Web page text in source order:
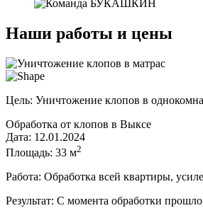
Наши работы и цены
Цель: Уничтожение клопов в
Обработка от клопов в Выксе
Дата: 12.01.2024
Площадь: 33 м2
Работа: Обработка всей квартиры,
Результат: С момента обработки